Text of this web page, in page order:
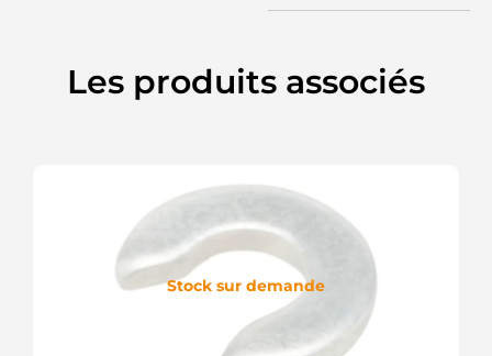
Les produits associés
Stock sur demande